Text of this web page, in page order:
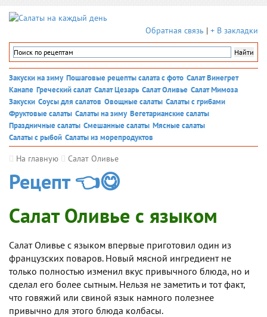
Обратная связь | + В закладки
Закуски на зиму Пошаговые рецепты салата с фото Салат Винегрет
Канапе Греческий салат Салат Цезарь Салат Оливье Салат Мимоза
Закуски Соусы для салатов Овощные салаты Салаты с грибами
Фруктовые салаты Салаты на зиму Вегетарианские салаты
Праздничные салаты Смешанные салаты Мясные салаты
Салаты с рыбой Салаты из морепродуктов
На главную Салат Оливье
Рецепт 👈😋
Салат Оливье с языком
Салат Оливье с языком впервые приготовил один из
французских поваров. Новый мясной ингредиент не
только полностью изменил вкус привычного блюда, но и
сделал его более сытным. Нельзя не заметить и тот факт,
что говяжий или свиной язык намного полезнее
привычно для этого блюда колбасы.